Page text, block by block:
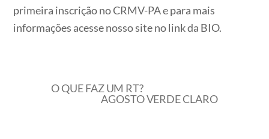
primeira inscrição no CRMV-PA e para mais
informações acesse nosso site no link da BIO.
O QUE FAZ UM RT?
AGOSTO VERDE CLARO